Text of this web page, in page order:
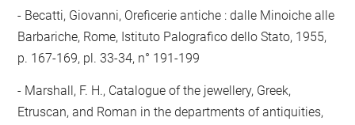
- Becatti, Giovanni, Oreficerie antiche : dalle Minoiche alle
Barbariche, Rome, Istituto Palografico dello Stato, 1955,
p. 167-169, pl. 33-34, n° 191-199
- Marshall, F. H., Catalogue of the jewellery, Greek,
Etruscan, and Roman in the departments of antiquities,